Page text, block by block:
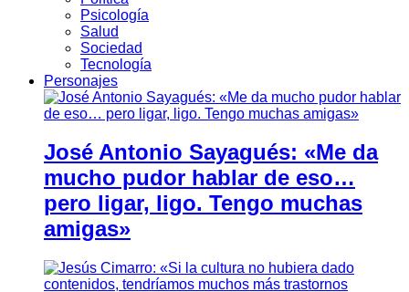
Psicología
Salud
Sociedad
Tecnología
Personajes
José Antonio Sayagués: «Me da
mucho pudor hablar de eso…
pero ligar, ligo. Tengo muchas
amigas»